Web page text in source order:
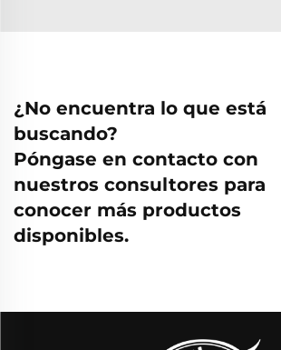
¿No encuentra lo que está
buscando?
Póngase en contacto con
nuestros consultores para
conocer más productos
disponibles.